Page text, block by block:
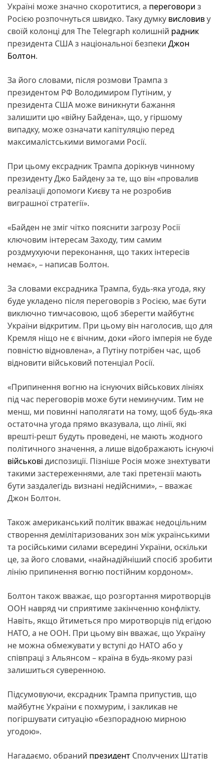
Україні може значно скоротитися, а переговори з
Росією розпочнуться швидко. Таку думку висловиву
своїй колонці для The Telegraph колишній радник
президента США з національної безпеки Джон
Болтон.
За його словами, після розмови Трампа з
президентом РФ Володимиром Путіним, у
президента США може виникнути бажання
залишити цю «війну Байдена», що, у гіршому
випадку, може означати капітуляцію перед
максималістськими вимогами Росії.
При цьому ексрадник Трампа дорікнув чинному
президенту Джо Байдену за те, що він «провалив
реалізації допомоги Києву та не розробив
виграшної стратегії».
«Байден не зміг чітко пояснити загрозу Росії
ключовим інтересам Заходу, тим самим
роздмухуючи переконання, що таких інтересів
немає», – написав Болтон.
За словами ексрадника Трампа, будь-яка угода, яку
буде укладено після переговорів з Росією, має бути
виключно тимчасовою, щоб зберегти майбутнє
України відкритим. При цьому він наголосив, що для
Кремля ніщо не є вічним, доки «його імперія не буде
повністю відновлена», а Путіну потрібен час, щоб
відновити військовий потенціал Росії.
«Припинення вогню на існуючих військових лініях
під час переговорів може бути неминучим. Тим не
менш, ми повинні наполягати на тому, щоб будь-яка
остаточна угода прямо вказувала, що лінії, які
врешті-решт будуть проведені, не мають жодного
політичного значення, а лише відображають існуючі
військові диспозиції. Пізніше Росія може знехтувати
такими застереженнями, але такі претензії мають
бути заздалегідь визнані недійсними», – вважає
Джон Болтон.
Також американський політик вважає недоцільним
створення демілітаризованих зон між українськими
та російськими силами всередині України, оскільки
це, за його словами, «найнадійніший спосіб зробити
лінію припинення вогню постійним кордоном».
Болтон також вважає, що розгортання миротворців
ООН навряд чи сприятиме закінченню конфлікту.
Навіть, якщо йтиметься про миротворців під егідою
НАТО, а не ООН. При цьому він вважає, що Україну
не можна обмежувати у вступі до НАТО або у
співпраці з Альянсом – країна в будь-якому разі
залишиться суверенною.
Підсумовуючи, ексрадник Трампа припустив, що
майбутнє України є похмурим, і закликав не
погіршувати ситуацію «безпорадною мирною
угодою».
Нагадаємо, обраний президент Сполучених Штатів